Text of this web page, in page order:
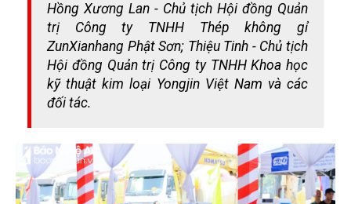
Hồng Xương Lan - Chủ tịch Hội đồng Quản
trị Công ty TNHH Thép không gỉ
ZunXianhang Phật Sơn; Thiệu Tinh - Chủ tịch
Hội đồng Quản trị Công ty TNHH Khoa học
kỹ thuật kim loại Yongjin Việt Nam và các
đối tác.